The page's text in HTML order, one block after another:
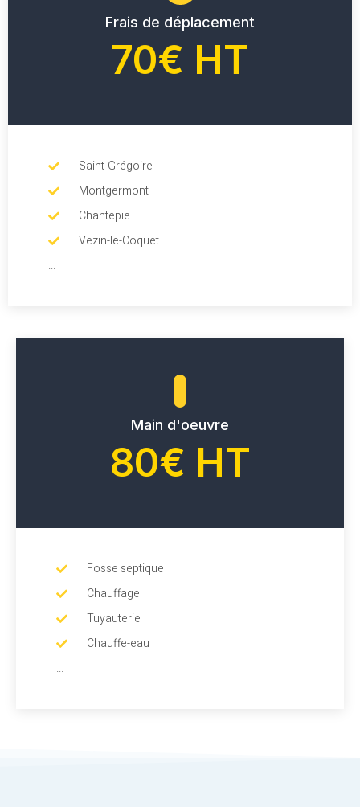
Frais de déplacement
70€ HT
Saint-Grégoire
Montgermont
Chantepie
Vezin-le-Coquet
...
Main d'oeuvre
80€ HT
Fosse septique
Chauffage
Tuyauterie
Chauffe-eau
...